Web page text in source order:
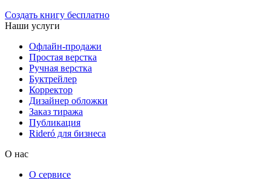
Создать книгу бесплатно
Наши услуги
Офлайн-продажи
Простая верстка
Ручная верстка
Буктрейлер
Корректор
Дизайнер обложки
Заказ тиража
Публикация
Rideró для бизнеса
О нас
О сервисе